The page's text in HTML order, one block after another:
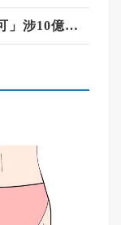
天道盟「鐵霸」、太陽聯盟「麥可」涉10億洗錢 遭警圍捕訊後交保